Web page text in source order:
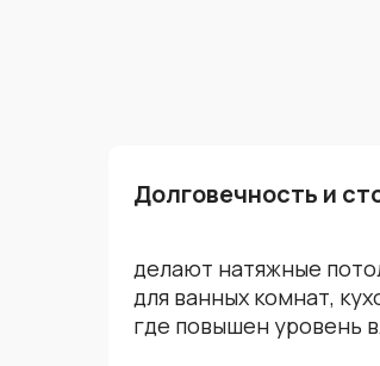
Долговечность и
делают натяжные
для ванных комнат,
где повышен уровень